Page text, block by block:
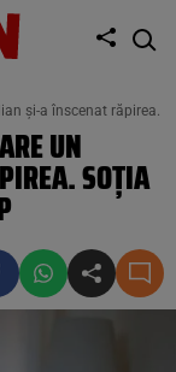
și-a înscenat răpirea.
UN
SOȚIA